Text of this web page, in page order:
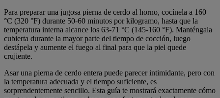
Para preparar una jugosa pierna de cerdo al horno, cocínela a 160
°C (320 °F) durante 50-60 minutos por kilogramo, hasta que la
temperatura interna alcance los 63-71 °C (145-160 °F). Manténgala
cubierta durante la mayor parte del tiempo de cocción, luego
destápela y aumente el fuego al final para que la piel quede
crujiente.
Asar una pierna de cerdo entera puede parecer intimidante, pero con
la temperatura adecuada y el tiempo suficiente, es
sorprendentemente sencillo. Esta guía te mostrará exactamente cómo